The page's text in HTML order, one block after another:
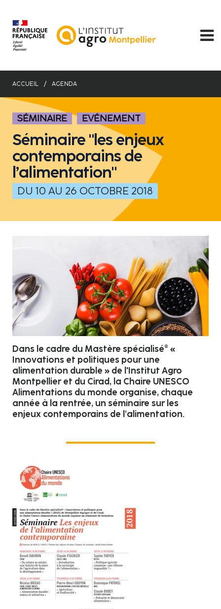
contenu
principal
ACCUEIL AGENDA
SÉMINAIRE EVÉNEMENT
Séminaire "les enjeux
contemporains de
l’alimentation"
DU 10 AU 26 OCTOBRE 2018
Dans le cadre du Mastère spécialisé® «
Innovations et politiques pour une
alimentation durable » de l'Institut Agro
Montpellier et du Cirad, la Chaire UNESCO
Alimentations du monde organise, chaque
année à la rentrée, un séminaire sur les
enjeux contemporains de l’alimentation.